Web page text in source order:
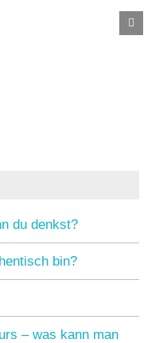
du denkst?
bin?
– was kann man